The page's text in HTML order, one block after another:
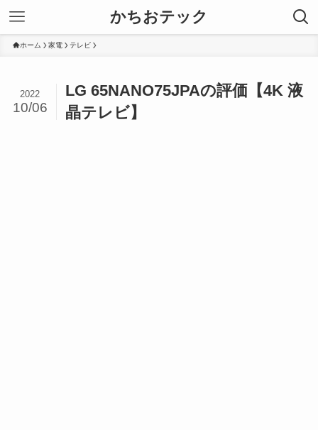
かちおテック
ホーム 家電 テレビ
LG 65NANO75JPAの評価【4K 液
晶テレビ】
2022
10/06